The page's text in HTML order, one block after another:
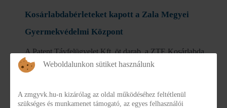
Kosárlabdabérleteket kapott a Zala Megyei
Gyermekvédelmi Központ
A Patent Távfelügyelet Kft. öt darab, a ZTE Kosárlabda
Klub mérkőzéseire szóló bérletet nyújtott át Zimborás
Zala Megyei Kirendeltségének igazgatójának. A
Weboldalunkon sütiket használunk
A zmgyvk.hu-n kizárólag az oldal működéséhez feltétlenül
szükséges és munkamenet támogató, az egyes felhasználói